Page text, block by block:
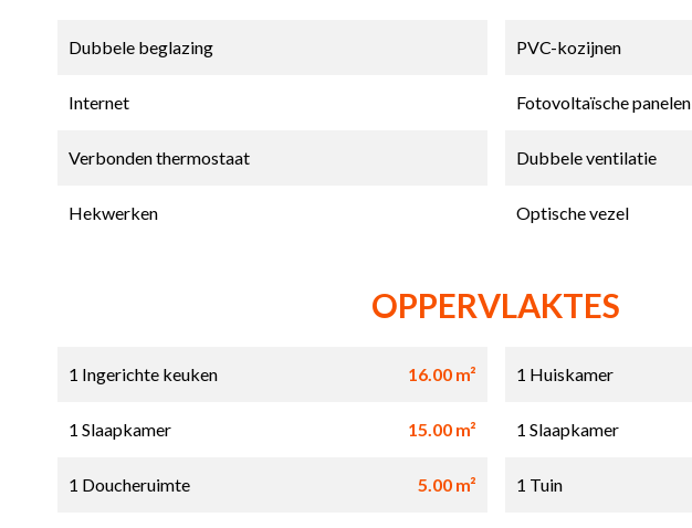
Dubbele beglazing PVC-kozijnen
Internet Fotovoltaïsche panelen
Verbonden thermostaat Dubbele ventilatie
Hekwerken Optische vezel
OPPERVLAKTES
1 Ingerichte keuken 16.00 m² 1 Huiskamer
1 Slaapkamer 15.00 m² 1 Slaapkamer
1 Doucheruimte 5.00 m² 1 Tuin